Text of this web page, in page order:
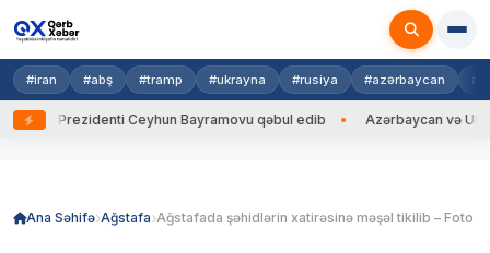
#iran #abş #tramp #ukrayna #rusiya #azərbaycan
Prezidenti Ceyhun Bayramovu qəbul edib Azərbaycan və Ukrayna
Ana Səhifə Ağstafa Ağstafada şəhidlərin xatirəsinə məşəl tikilib – Foto